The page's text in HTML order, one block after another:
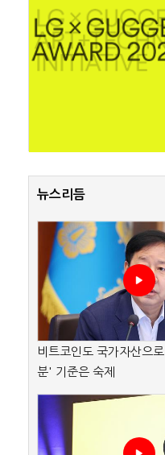
뉴스리듬
비트코인도 국가자산으
분' 기준은 숙제